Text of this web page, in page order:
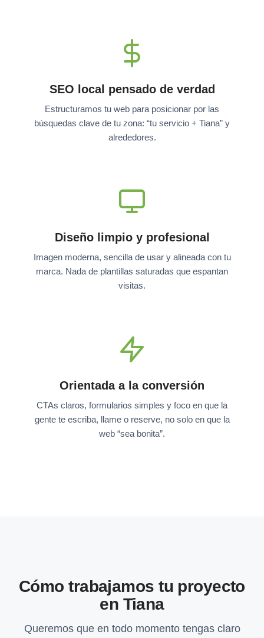
SEO local pensado de verdad
Estructuramos tu web para posicionar por las
búsquedas clave de tu zona: “tu servicio + Tiana” y
alrededores.
Diseño limpio y profesional
Imagen moderna, sencilla de usar y alineada con tu
marca. Nada de plantillas saturadas que espantan
visitas.
Orientada a la conversión
CTAs claros, formularios simples y foco en que la
gente te escriba, llame o reserve, no solo en que la
web “sea bonita”.
Cómo trabajamos tu proyecto
en Tiana
Queremos que en todo momento tengas claro